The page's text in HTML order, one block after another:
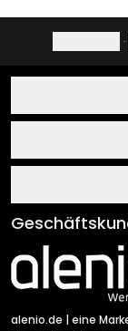
·
Über uns
Klebe- und
Newsletter
AGB
Impressum
Versand &
Rücksendung
alenio.de | eine